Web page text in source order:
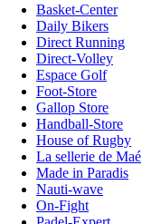
Basket-Center
Daily Bikers
Direct Running
Direct-Volley
Espace Golf
Foot-Store
Gallop Store
Handball-Store
House of Rugby
La sellerie de Maé
Made in Paradis
Nauti-wave
On-Fight